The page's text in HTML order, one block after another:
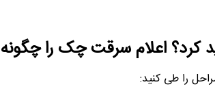
کرد؟ اعلام سرقت چک را چگونه
را طی کنید: